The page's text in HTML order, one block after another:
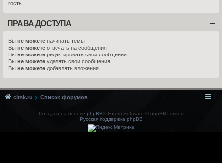
гость
ПРАВА ДОСТУПА
Вы не можете начинать темы
Вы не можете отвечать на сообщения
Вы не можете редактировать свои сообщения
Вы не можете удалять свои сообщения
Вы не можете добавлять вложения
citsk.ru Список форумов
Создано на основе phpBB® Forum Software © phpBB Limited
Русская поддержка phpBB